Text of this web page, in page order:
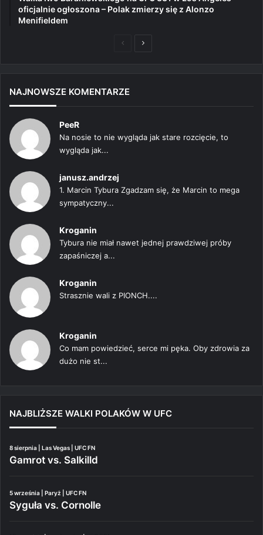
oficjalnie ogłoszona – Polak zmierzy się z Alonzo
Menifieldem
PoprzedniaNastępna
NAJNOWSZE KOMENTARZE
PeeR
Na nosie to nie wygląda jak stare rozcięcie, to
wygląda jak...
janusz.andrzej
1. Marcin Tybura Zgadzam się, że Marcin to mega
sympatyczny...
Kroganin
Tybura nie miał nawet jednej prawdziwej próby
zapaśniczej a...
Kroganin
Strasznie wali z PIONCH....
Kroganin
Co mam powiedzieć, serce mi pęka. Oby zdrowia za
dużo nie st...
NAJBLIŻSZE WALKI POLAKÓW W UFC
8 sierpnia | Las Vegas | UFC FN
Gamrot vs. Salkilld
5 września | Paryż | UFC FN
Syguła vs. Cornolle